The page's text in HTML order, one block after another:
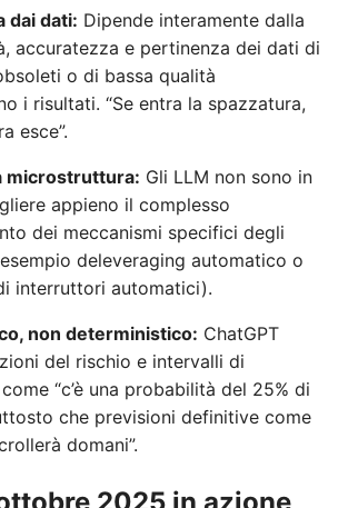
dai dati: Dipende interamente dalla
accuratezza e pertinenza dei dati di
o di bassa qualità
i risultati. “Se entra la spazzatura,
esce”.
microstruttura: Gli LLM non sono in
appieno il complesso
dei meccanismi specifici degli
deleveraging automatico o
interruttori automatici).
non deterministico: ChatGPT
del rischio e intervalli di
“c’è una probabilità del 25% di
che previsioni definitive come
domani”.